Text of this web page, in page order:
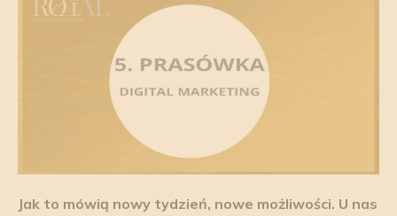
Jak to mówią nowy tydzień, nowe możliwości. U nas